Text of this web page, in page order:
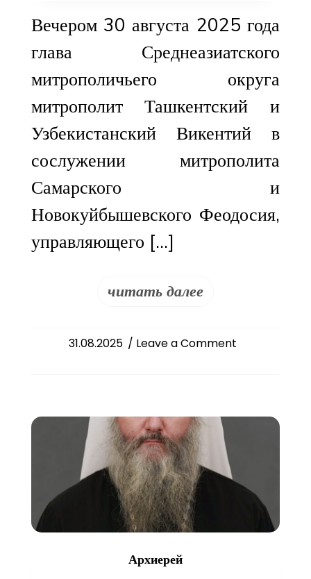
Вечером 30 августа 2025 года
глава Среднеазиатского
митрополичьего округа
митрополит Ташкентский и
Узбекистанский Викентий в
сослужении митрополита
Самарского и
Новокуйбышевского Феодосия,
управляющего […]
читать далее
31.08.2025 / Leave a Comment
Ташкентскому
Свято-
Успенском
Архиерей